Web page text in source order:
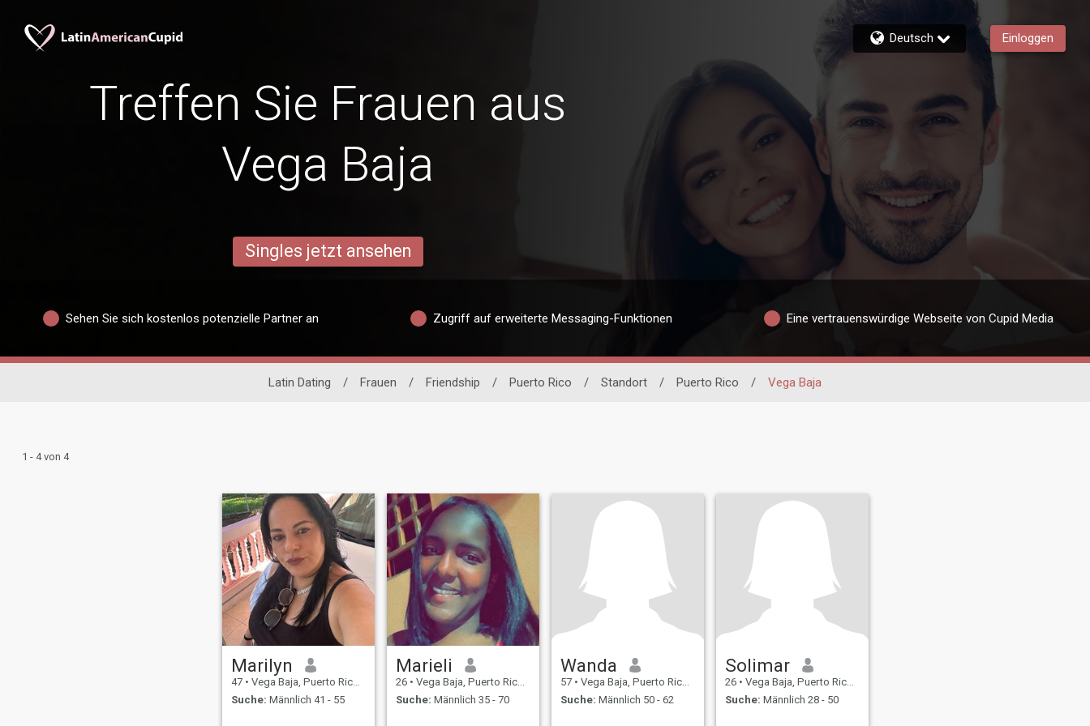
Deutsch Einloggen
Treffen Sie Frauen aus
Vega Baja
Singles jetzt ansehen
Sehen Sie sich kostenlos potenzielle Partner an Zugriff auf erweiterte Messaging-Funktionen Eine vertrauenswürdige Webseite von Cupid Media
Latin Dating / Frauen / Friendship / Puerto Rico / Standort / Puerto Rico / Vega Baja
1 - 4 von 4
Marilyn
47 • Vega Baja, Puerto Rico, Puerto Rico
Suche: Männlich 41 - 55
Marieli
26 • Vega Baja, Puerto Rico, Puerto Rico
Suche: Männlich 35 - 70
Wanda
57 • Vega Baja, Puerto Rico, Puerto Rico
Suche: Männlich 50 - 62
Solimar
26 • Vega Baja, Puerto Rico, Puerto Rico
Suche: Männlich 28 - 50